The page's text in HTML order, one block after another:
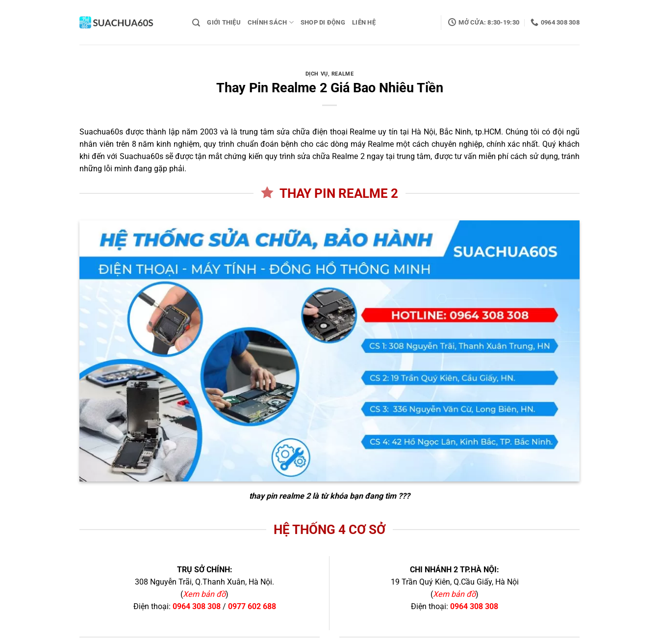
GIỚI THIỆU CHÍNH SÁCH SHOP DI ĐỘNG LIÊN HỆ MỞ CỬA: 8:30-19:30 0964 308 308
DỊCH VỤ, REALME
Thay Pin Realme 2 Giá Bao Nhiêu Tiền
Suachua60s được thành lập năm 2003 và là trung tâm sửa chữa điện thoại Realme uy tín tại Hà Nội, Bắc Ninh, tp.HCM. Chúng tôi có đội ngũ
nhân viên trên 8 năm kinh nghiệm, quy trình chuẩn đoán bệnh cho các dòng máy Realme một cách chuyên nghiệp, chính xác nhất. Quý khách
khi đến với Suachua60s sẽ được tận mắt chứng kiến quy trình sửa chữa Realme 2 ngay tại trung tâm, được tư vấn miễn phí cách sử dụng, tránh
những lỗi mình đang gặp phải.
THAY PIN REALME 2
thay pin realme 2là từ khóa bạn đang tìm ???
HỆ THỐNG 4 CƠ SỞ
TRỤ SỞ CHÍNH:
308 Nguyễn Trãi, Q.Thanh Xuân, Hà Nội.
(Xem bản đồ)
Điện thoại: 0964 308 308/ 0977 602 688
CHI NHÁNH 2 TP.HÀ NỘI:
19 Trần Quý Kiên, Q.Cầu Giấy, Hà Nội
(Xem bản đồ)
Điện thoại: 0964 308 308